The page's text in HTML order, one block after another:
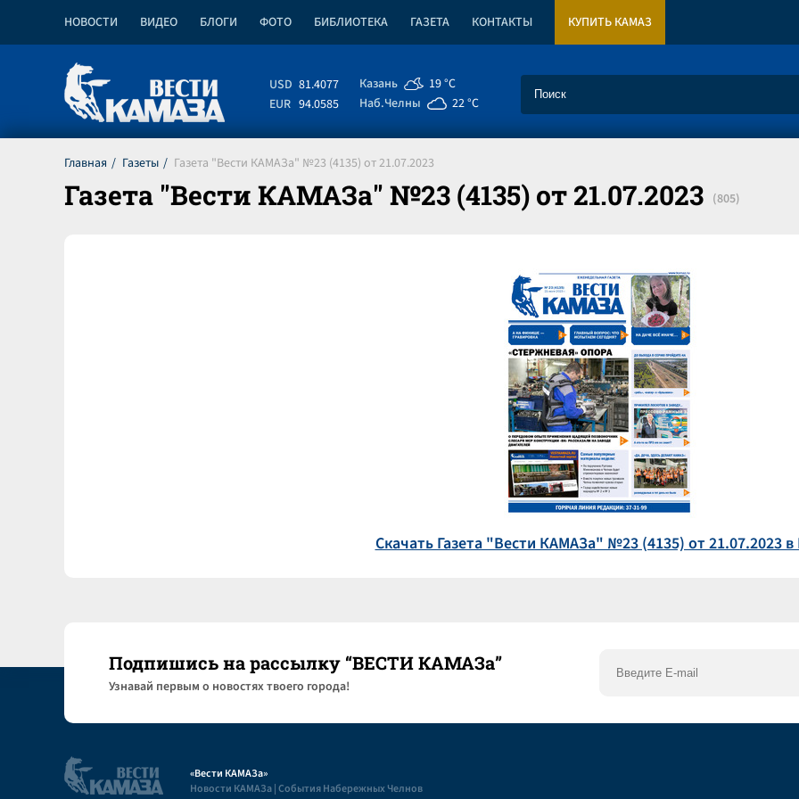
НОВОСТИ ВИДЕО БЛОГИ ФОТО БИБЛИОТЕКА ГАЗЕТА КОНТАКТЫ КУПИТЬ КАМАЗ
USD 81.4077
EUR 94.0585
Казань
19 °C
Наб.Челны
22 °C
Главная Газеты Газета "Вести КАМАЗа" №23 (4135) от 21.07.2023
Газета "Вести КАМАЗа" №23 (4135) от 21.07.2023
Скачать Газета "Вести КАМАЗа" №23 (4135) от 21.07.2023 в
Подпишись на рассылку “ВЕСТИ КАМАЗа”
Узнaвай первым о новостях твоего города!
«Вести КАМАЗа»
Новости КАМАЗа | События Набережных Челнов